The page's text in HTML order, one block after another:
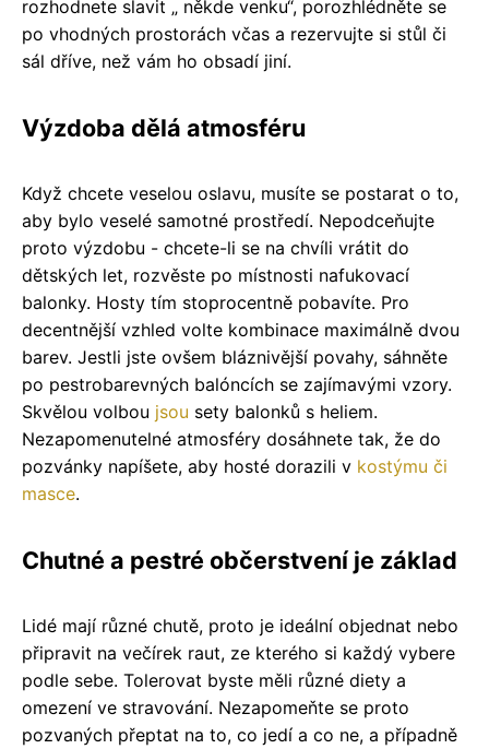
rozhodnete slavit „ někde venku“, porozhlédněte se
po vhodných prostorách včas a rezervujte si stůl či
sál dříve, než vám ho obsadí jiní.
Výzdoba dělá atmosféru
Když chcete veselou oslavu, musíte se postarat o to,
aby bylo veselé samotné prostředí. Nepodceňujte
proto výzdobu - chcete-li se na chvíli vrátit do
dětských let, rozvěste po místnosti nafukovací
balonky. Hosty tím stoprocentně pobavíte. Pro
decentnější vzhled volte kombinace maximálně dvou
barev. Jestli jste ovšem bláznivější povahy, sáhněte
po pestrobarevných balóncích se zajímavými vzory.
Skvělou volbou jsou sety balonků s heliem.
Nezapomenutelné atmosféry dosáhnete tak, že do
pozvánky napíšete, aby hosté dorazili v kostýmu či
masce.
Chutné a pestré občerstvení je základ
Lidé mají různé chutě, proto je ideální objednat nebo
připravit na večírek raut, ze kterého si každý vybere
podle sebe. Tolerovat byste měli různé diety a
omezení ve stravování. Nezapomeňte se proto
pozvaných přeptat na to, co jedí a co ne, a případně